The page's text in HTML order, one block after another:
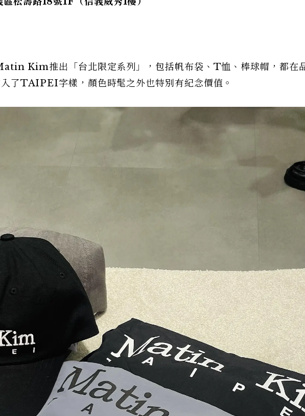
Kim推出「台北限定系列」，包括帆布袋、T恤、棒球帽，都在
了TAIPEI字樣，顏色時髦之外也特別有紀念價值。